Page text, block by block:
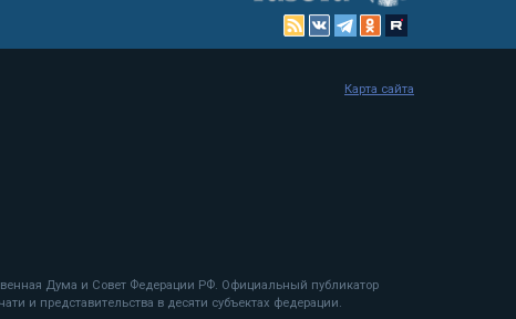
Дума и Совет Федерации РФ. Официальный публикатор
и представительства в десяти субъектах федерации.
Карта сайта